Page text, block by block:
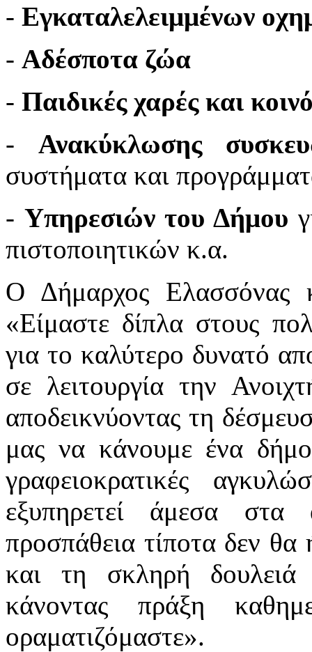
- Εγκαταλελειμμένων
- Αδέσποτα ζώα
- Παιδικές χαρές και
-Ανακύκλωσης
συστήματα και
- Υπηρεσιών του Δήμου
πιστοποιητικών κ.α.
Ο Δήμαρχος Ελασσόνας
«Είμαστε δίπλα στους
για το καλύτερο δυνατό
σε λειτουργία την
αποδεικνύοντας τη
μας να κάνουμε ένα
γραφειοκρατικές
εξυπηρετεί άμεσα
προσπάθεια τίποτα δεν
και τη σκληρή
κάνοντας πράξη
οραματιζόμαστε».